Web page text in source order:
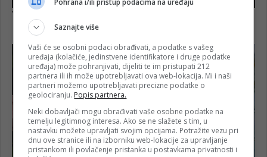
Pohrana i/ili pristup podacima na uređaju
Saznajte više
Vaši će se osobni podaci obrađivati, a podatke s vašeg
uređaja (kolačiće, jedinstvene identifikatore i druge podatke
uređaja) može pohranjivati, dijeliti te im pristupati 212
partnera ili ih može upotrebljavati ova web-lokacija. Mi i naši
partneri možemo upotrebljavati precizne podatke o
geolociranju. Popis partnera.
Neki dobavljači mogu obrađivati vaše osobne podatke na
temelju legitimnog interesa. Ako se ne slažete s tim, u
nastavku možete upravljati svojim opcijama. Potražite vezu pri
dnu ove stranice ili na izborniku web-lokacije za upravljanje
pristankom ili povlačenje pristanka u postavkama privatnosti i